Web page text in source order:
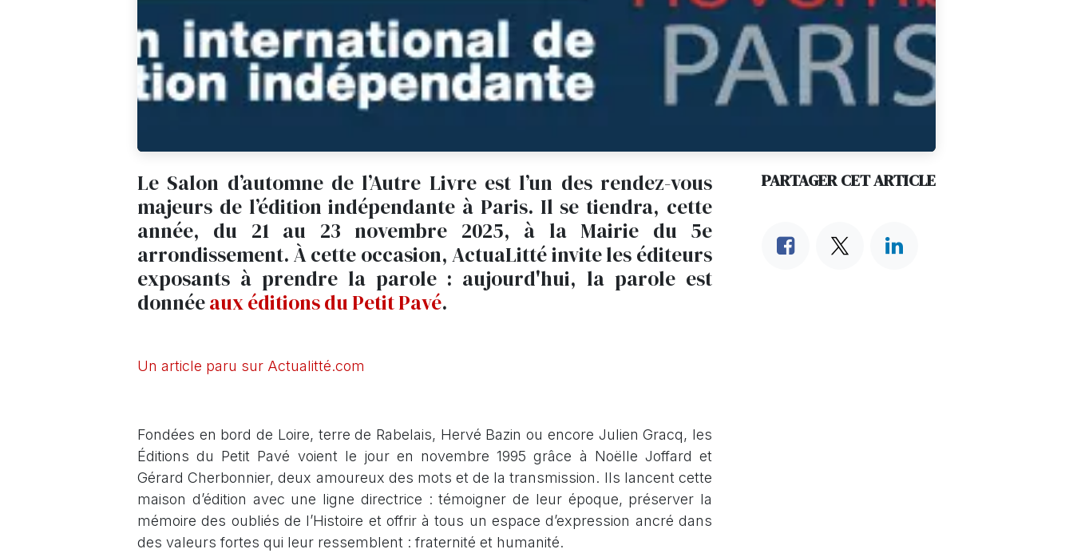
Le Salon d’automne de l’Autre Livre est l’un des rendez-vous
majeurs de l’édition indépendante à Paris. Il se tiendra, cette
année, du 21 au 23 novembre 2025, à la Mairie du 5e
arrondissement. À cette occasion, ActuaLitté invite les éditeurs
exposants à prendre la parole : aujourd'hui, la parole est
donnéeaux éditions du Petit Pavé.
Un article paru sur Actualitté.com
Fondées en bord de Loire, terre de Rabelais, Hervé Bazin ou encore Julien Gracq, les
Éditions du Petit Pavé voient le jour en novembre 1995 grâce à Noëlle Joffard et
Gérard Cherbonnier, deux amoureux des mots et de la transmission. Ils lancent cette
maison d’édition avec une ligne directrice : témoigner de leur époque, préserver la
mémoire des oubliés de l’Histoire et offrir à tous un espace d’expression ancré dans
des valeurs fortes qui leur ressemblent : fraternité et humanité.
PARTAGER CET ARTICLE